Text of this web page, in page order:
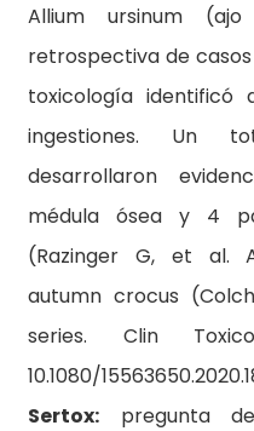
Allium ursinum
retrospectiva de
toxicología identificó
ingestiones. Un
desarrollaron
médula ósea y 4
(Razinger G, et al.
autumn crocus
series. Clin
10.1080/
Sertox: pregunta